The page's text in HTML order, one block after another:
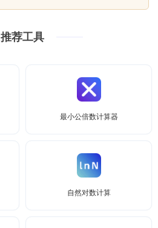
推荐工具
最小公倍数计算器
自然对数计算